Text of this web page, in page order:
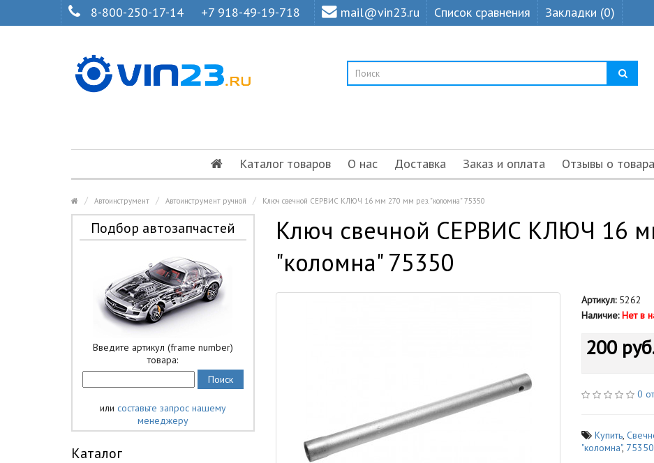
8-800-250-17-14 +7 918-49-19-718 mail@vin23.ru Список сравнения Закладки (0)
Каталог товаров О нас Доставка Заказ и оплата Отзывы о
Автоинструмент Автоинструмент ручной Ключ свечной СЕРВИС КЛЮЧ 16 мм 270 мм рез. "коломна" 75350
Подбор автозапчастей
Введите артикул (frame number)
товара:
или составьте запрос нашему
менеджеру
Каталог
Ключ свечной СЕРВИС КЛЮЧ 16
"коломна" 75350
Артикул:5262
Наличие: Нет в
200
0
Купить,
"коломна", 75350